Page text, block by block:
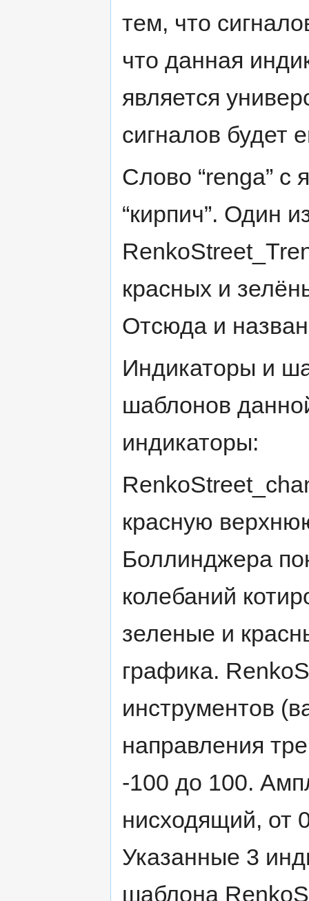
тем, что
что данная
является
сигналов будет
Слово “renga” с
“кирпич”. Один
красных и
Отсюда и
Индикаторы и
шаблонов
индикаторы:
красную
Боллинджера
колебаний
зеленые и
графика.
инструментов
направления
-100 до 100.
нисходящий, от
Указанные 3
шаблона